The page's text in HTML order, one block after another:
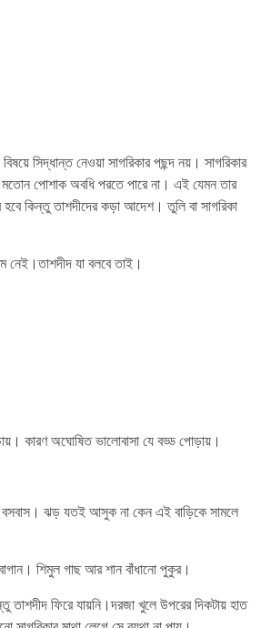
সিদ্ধান্ত নেওয়া সাগরিকার পছন্দ নয়। সাগরিকার
মতোন পোশাক অবধি পরতে পারে না। এই যেমন তার
কিন্তু তাশদীদের কড়া আদেশ। তুলি বা সাগরিকা
নেই।তাশদীদ যা বলবে তাই।
কারণ অঘোষিত ভালোবাসা যে বড্ড পোড়ায়।
বসবাস। ঝড় যতই আসুক না কেন এই বাড়িকে সামলে
শিমুল গাছ আর শান বাঁধানো পুকুর।
তাশদীদ ফিরে যায়নি।দরজা খুলে উপরের দিকটায় হাত